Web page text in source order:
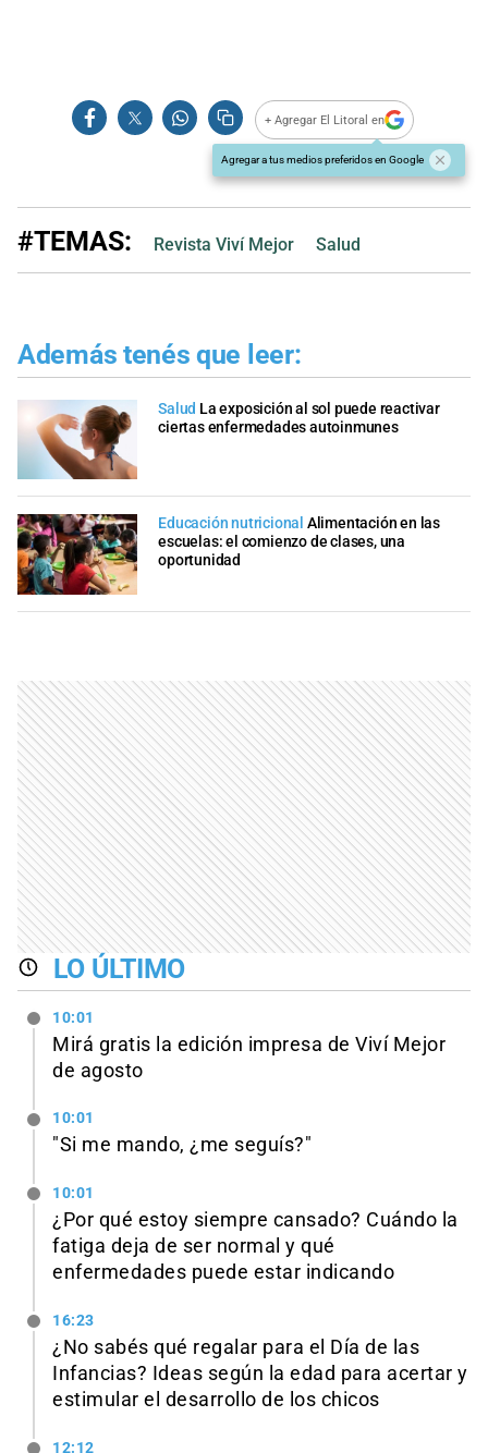
+ Agregar El Litoral en
Agregar a tus medios preferidos en Google
#TEMAS: Revista Viví Mejor Salud
Además tenés que leer:
Salud La exposición al sol puede reactivar
ciertas enfermedades autoinmunes
Educación nutricional Alimentación en las
escuelas: el comienzo de clases, una
oportunidad
LO ÚLTIMO
10:01
Mirá gratis la edición impresa de Viví Mejor
de agosto
10:01
"Si me mando, ¿me seguís?"
10:01
¿Por qué estoy siempre cansado? Cuándo la
fatiga deja de ser normal y qué
enfermedades puede estar indicando
16:23
¿No sabés qué regalar para el Día de las
Infancias? Ideas según la edad para acertar y
estimular el desarrollo de los chicos
12:12